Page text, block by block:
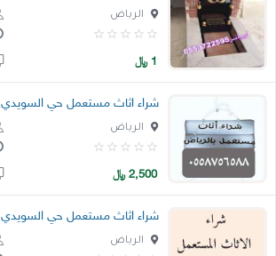
الرياض
1 ﷼
شراء اثاث مستعمل حي السويدي
الرياض
2,500 ﷼
شراء اثاث مستعمل حي السويدي
الرياض